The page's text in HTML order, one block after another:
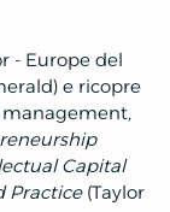
- Europe del
e ricopre
management,
Capital
Practice(Taylor